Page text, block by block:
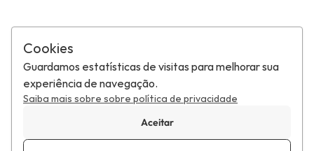
Óculos de sol
Acessórios
Cookies
Guardamos estatísticas de visitas para melhorar sua
experiência de navegação.
Saiba mais sobre sobre política de privacidade
Aceitar